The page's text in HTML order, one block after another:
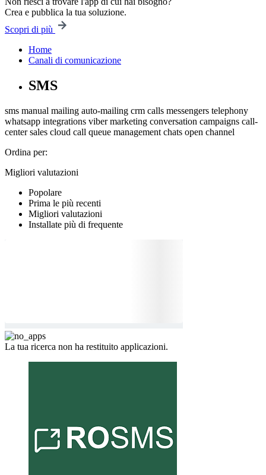
Crea e pubblica la tua soluzione.
Scopri di più
Home
Canali di comunicazione
SMS
sms manual mailing auto-mailing crm calls messengers telephony
whatsapp integrations viber marketing conversation campaigns call-
center sales cloud call queue management chats open channel
Ordina per:
Migliori valutazioni
Popolare
Prima le più recenti
Migliori valutazioni
Installate più di frequente
La tua ricerca non ha restituito applicazioni.